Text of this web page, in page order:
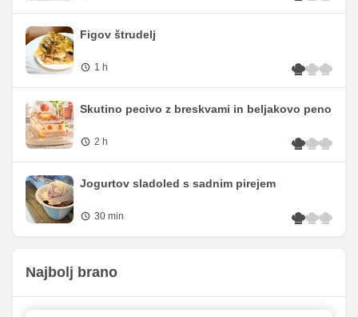
Figov štrudelj
1 h
Skutino pecivo z breskvami in beljakovo peno
2 h
Jogurtov sladoled s sadnim pirejem
30 min
Najbolj brano